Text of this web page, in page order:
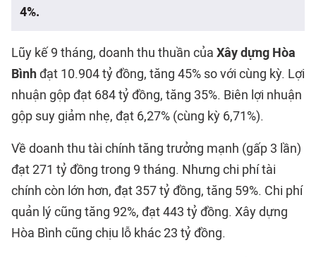
4%.
Lũy kế 9 tháng, doanh thu thuần của Xây dựng Hòa
Bìnhđạt 10.904 tỷ đồng, tăng 45% so với cùng kỳ. Lợi
nhuận gộp đạt 684 tỷ đồng, tăng 35%. Biên lợi nhuận
gộp suy giảm nhẹ, đạt 6,27% (cùng kỳ 6,71%).
Về doanh thu tài chính tăng trưởng mạnh (gấp 3 lần)
đạt 271 tỷ đồng trong 9 tháng. Nhưng chi phí tài
chính còn lớn hơn, đạt 357 tỷ đồng, tăng 59%. Chi phí
quản lý cũng tăng 92%, đạt 443 tỷ đồng. Xây dựng
Hòa Bình cũng chịu lỗ khác 23 tỷ đồng.